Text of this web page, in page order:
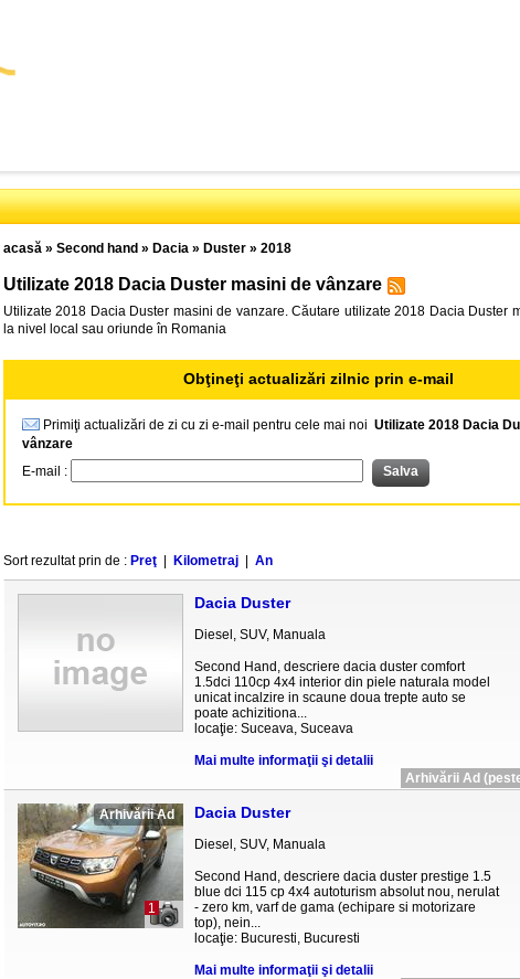
acasă» Second hand » Dacia» Duster» 2018
Utilizate 2018 Dacia Duster masini de vânzare
Utilizate 2018 Dacia Duster masini de vanzare. Căutare utilizate 2018 Dacia Duster
la nivel local sau oriunde în Romania
Obţineţi actualizări zilnic prin e-mail
Primiţi actualizări de zi cu zi e-mail pentru cele mai noi Utilizate 2018 Dacia
vânzare
E-mail :
Sort rezultat prin de : Preţ| Kilometraj| An
Dacia Duster
Diesel, SUV, Manuala
Second Hand, descriere dacia duster comfort
1.5dci 110cp 4x4 interior din piele naturala model
unicat incalzire in scaune doua trepte auto se
poate achizitiona...
locaţie: Suceava, Suceava
Mai multe informaţii şi detalii
Arhivării Ad
Arhivării Ad
1
Dacia Duster
Diesel, SUV, Manuala
Second Hand, descriere dacia duster prestige 1.5
blue dci 115 cp 4x4 autoturism absolut nou, nerulat
- zero km, varf de gama (echipare si motorizare
top), nein...
locaţie: Bucuresti, Bucuresti
Mai multe informaţii şi detalii